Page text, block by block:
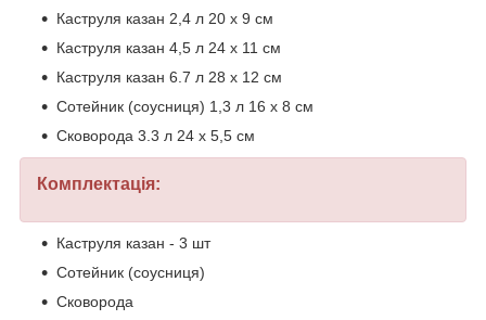
Каструля казан 2,4 л 20 х 9 см
Каструля казан 4,5 л 24 х 11 см
Каструля казан 6.7 л 28 х 12 см
Сотейник (соусниця) 1,3 л 16 х 8 см
Сковорода 3.3 л 24 х 5,5 см
Комплектація:
Каструля казан - 3 шт
Сотейник (соусниця)
Сковорода